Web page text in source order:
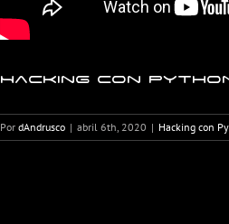
Hacking con
Por dAndrusco | abril 6th, 2020 | Hacking con